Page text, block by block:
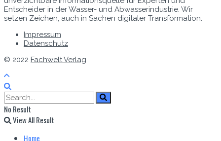
Entscheider in der Wasser- und Abwasserindustrie. Wir
setzen Zeichen, auch in Sachen digitaler Transformation.
Impressum
Datenschutz
© 2022 Fachwelt Verlag
No Result
View All Result
Home